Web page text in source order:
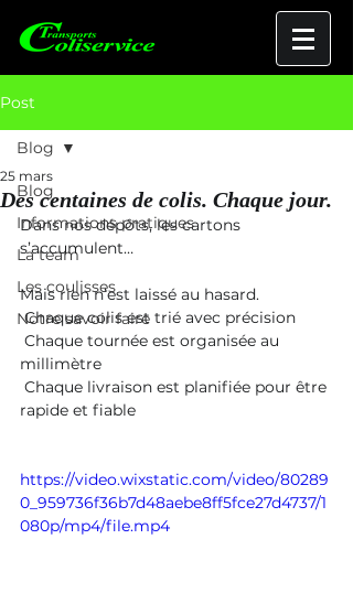
Post
Blog
Informations pratiques
La team
Les coulisses
Notre savoir faire
Blog
Des centaines de colis. Chaque jour.
25 mars
Dans nos dépôts, les cartons
s’accumulent…
Mais rien n’est laissé au hasard.
Chaque colis est trié avec précision
millimètre
rapide et fiable
https://video.wixstatic.com/video/80289
0_959736f36b7d48aebe8ff5fce27d4737/1
080p/mp4/file.mp4